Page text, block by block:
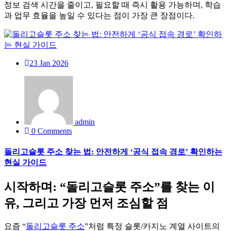
정보 검색 시간을 줄이고, 필요할 때 즉시 활용 가능하며, 학습
과 업무 효율을 높일 수 있다는 점이 가장 큰 장점이다.
23 Jan 2026
admin
0 Comments
돌리고슬롯 주소 찾는 법: 안전하게 ‘공식 접속 경로’ 확인하는
현실 가이드
시작하며: “돌리고슬롯 주소”를 찾는 이
유, 그리고 가장 먼저 조심할 점
요즘 “돌리고슬롯 주소”처럼 특정 슬롯/카지노 계열 사이트의